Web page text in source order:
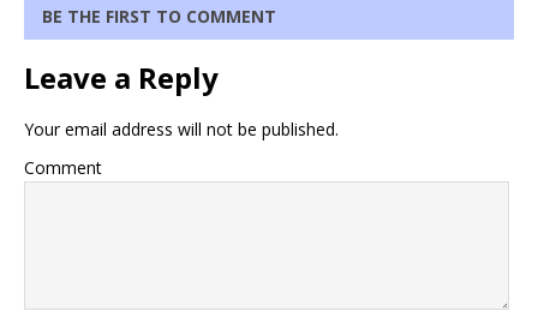
BE THE FIRST TO COMMENT
Leave a Reply
Your email address will not be published.
Comment